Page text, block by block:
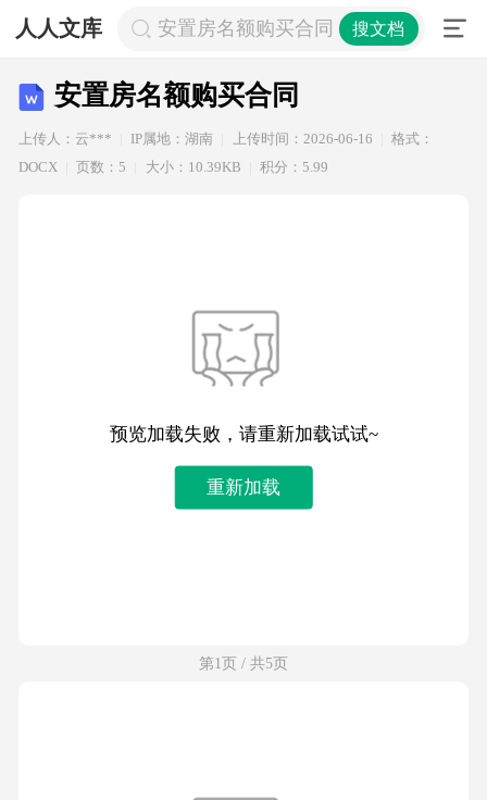
人人文库 安置房名额购买合同 搜文档
安置房名额购买合同
上传人：云*** IP属地：湖南 上传时间：2026-06-16
格式：
DOCX
页数：5 大小：10.39KB 积分：5.99
预览加载失败，请重新加载试试~
重新加载
第1页 / 共5页